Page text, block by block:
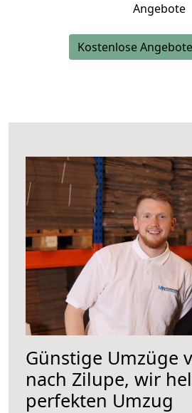
Angebote
Kostenlose
Günstige Umzüge
nach Zilupe, wir
perfekten Umzug